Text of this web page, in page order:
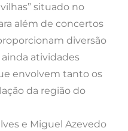
situado no
além de concertos
diversão
atividades
envolvem tanto os
da região do
e Miguel Azevedo